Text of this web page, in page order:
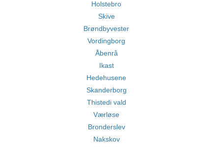
Holstebro
Skive
Brøndbyvester
Vordingborg
Åbenrå
Ikast
Hedehusene
Skanderborg
Thistedi vald
Værløse
Bronderslev
Nakskov